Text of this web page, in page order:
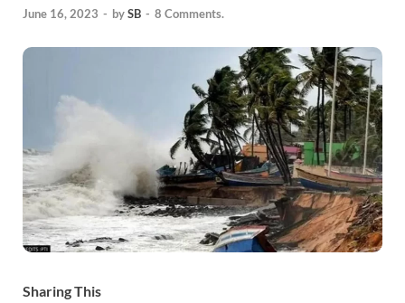
June 16, 2023 - bySB - 8 Comments.
Sharing This